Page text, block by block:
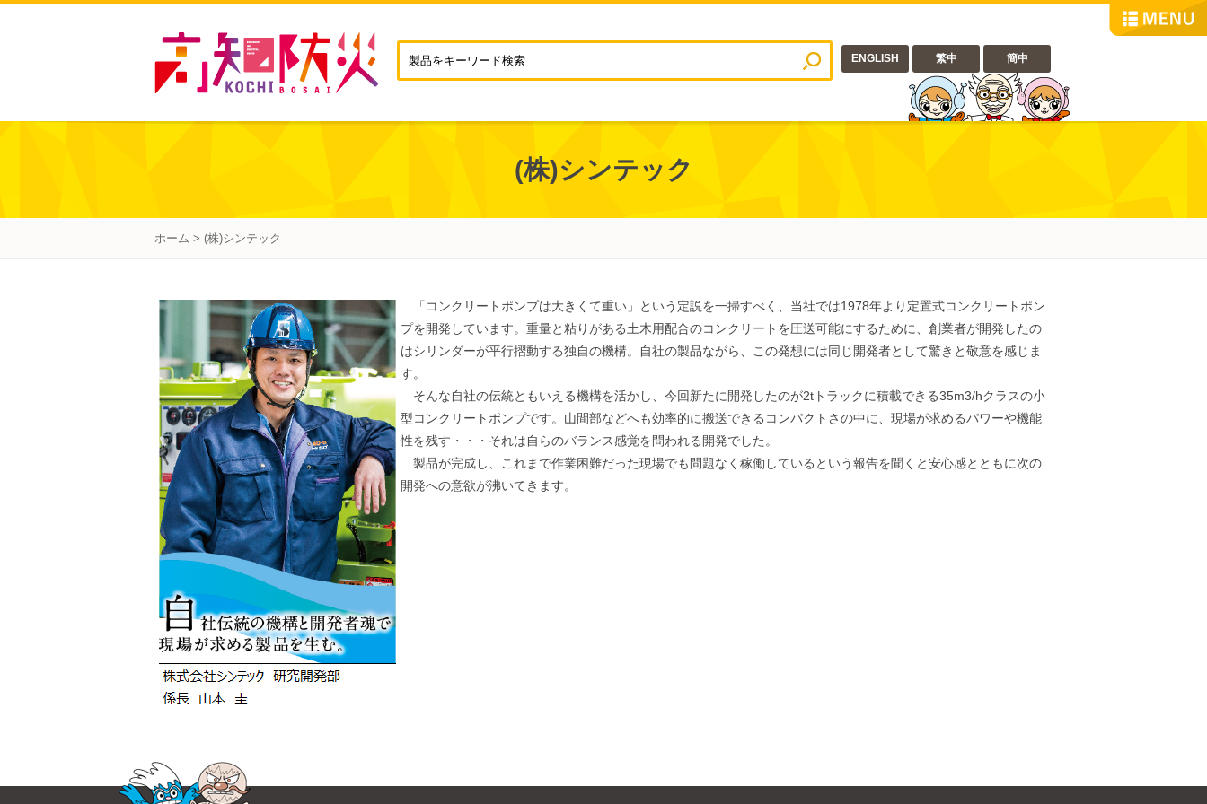
ENGLISH 繁中 簡中
(株)シンテック
ホーム > (株)シンテック
「コンクリートポンプは大きくて重い」という定説を一掃すべく、当社では1978年より定置式コンクリートポン
プを開発しています。重量と粘りがある土木用配合のコンクリートを圧送可能にするために、創業者が開発したの
はシリンダーが平行摺動する独自の機構。自社の製品ながら、この発想には同じ開発者として驚きと敬意を感じま
す。
そんな自社の伝統ともいえる機構を活かし、今回新たに開発したのが2tトラックに積載できる35m3/hクラスの小
型コンクリートポンプです。山間部などへも効率的に搬送できるコンパクトさの中に、現場が求めるパワーや機能
性を残す・・・それは自らのバランス感覚を問われる開発でした。
製品が完成し、これまで作業困難だった現場でも問題なく稼働しているという報告を聞くと安心感とともに次の
開発への意欲が沸いてきます。